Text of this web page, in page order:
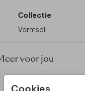
Cookies
Collectie
Vormsel
voor jou